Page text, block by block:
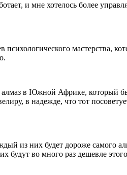
и мне хотелось более
мастерства,
в Южной Африке, который
в надежде, что тот
из них будет дороже самого
во много раз дешевле